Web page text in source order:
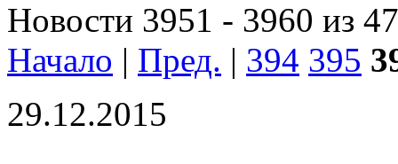
Новости 3951 - 3960 из
Начало | Пред. | 394 395
29.12.2015